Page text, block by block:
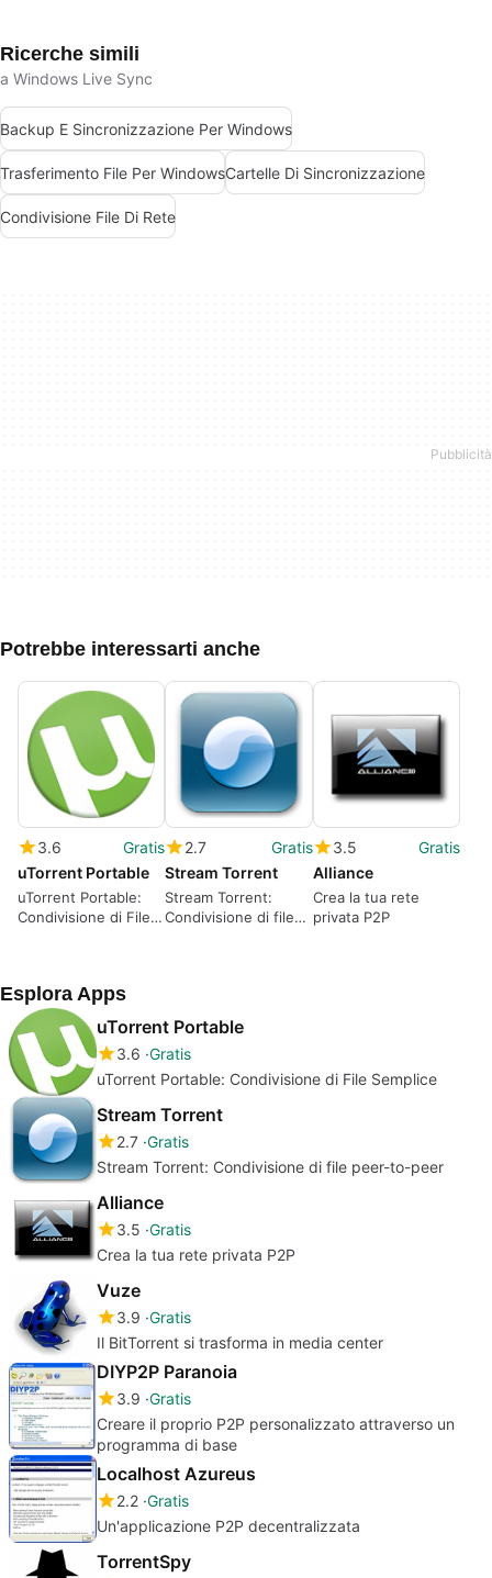
Ricerche simili
a Windows Live Sync
Backup E Sincronizzazione Per Windows
Trasferimento File Per WindowsCartelle Di Sincronizzazione
Condivisione File Di Rete
Potrebbe interessarti anche
3.6
Gratis
uTorrent Portable
uTorrent Portable:
Condivisione di File
2.7
Gratis
Stream Torrent
Stream Torrent:
Condivisione di file
3.5
Gratis
Alliance
Crea la tua rete
privata P2P
Esplora Apps
uTorrent Portable
3.6 Gratis
uTorrent Portable: Condivisione di File Semplice
Stream Torrent
2.7 Gratis
Stream Torrent: Condivisione di file peer-to-peer
Alliance
3.5 Gratis
Crea la tua rete privata P2P
Vuze
3.9 Gratis
Il BitTorrent si trasforma in media center
DIYP2P Paranoia
3.9 Gratis
Creare il proprio P2P personalizzato attraverso un
programma di base
Localhost Azureus
2.2 Gratis
Un'applicazione P2P decentralizzata
TorrentSpy